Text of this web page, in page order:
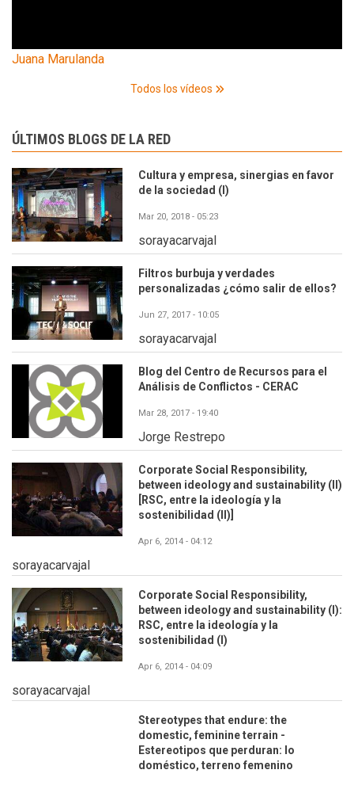
Juana Marulanda
Todos los vídeos
ÚLTIMOS BLOGS DE LA RED
Cultura y empresa, sinergias en favor
de la sociedad (I)
Mar 20, 2018 - 05:23
sorayacarvajal
Filtros burbuja y verdades
personalizadas ¿cómo salir de ellos?
Jun 27, 2017 - 10:05
sorayacarvajal
Blog del Centro de Recursos para el
Análisis de Conflictos - CERAC
Mar 28, 2017 - 19:40
Jorge Restrepo
Corporate Social Responsibility,
between ideology and sustainability (II)
[RSC, entre la ideología y la
sostenibilidad (II)]
Apr 6, 2014 - 04:12
sorayacarvajal
Corporate Social Responsibility,
between ideology and sustainability (I):
RSC, entre la ideología y la
sostenibilidad (I)
Apr 6, 2014 - 04:09
sorayacarvajal
Stereotypes that endure: the
domestic, feminine terrain -
Estereotipos que perduran: lo
doméstico, terreno femenino